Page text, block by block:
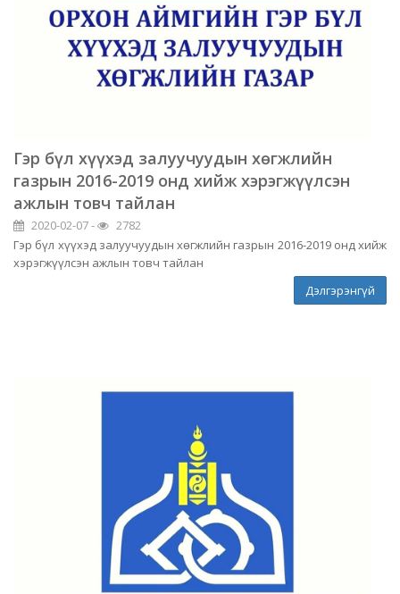
Гэр бүл хүүхэд залуучуудын хөгжлийн
газрын 2016-2019 онд хийж хэрэгжүүлсэн
ажлын товч тайлан
2020-02-07 -
2782
Гэр бүл хүүхэд залуучуудын хөгжлийн газрын 2016-2019 онд хийж
хэрэгжүүлсэн ажлын товч тайлан
Дэлгэрэнгүй